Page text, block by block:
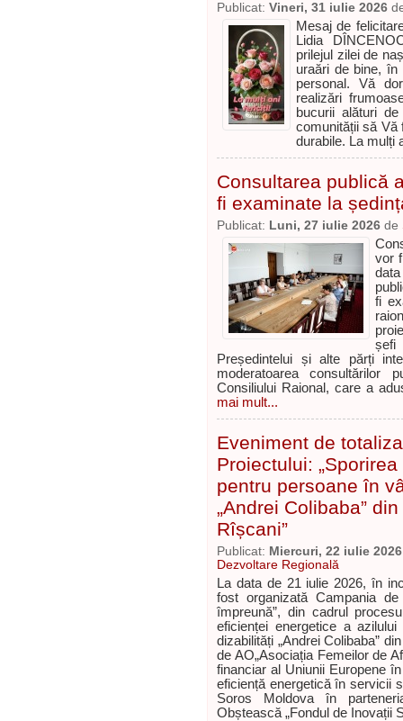
Publicat: Vineri, 31 iulie 2026
Mesaj de
Lidia
prilejul zilei de
uraări de bine,
personal. Vă
realizări
bucurii alături
comunității să Vă
durabile. La mulți
Consultarea publică
fi examinate la
Publicat: Luni, 27 iulie 2026 de
vor
fi
șefi
Președintelui și alte părți
moderatoarea consultărilor
Consiliului Raional, care a
mai mult...
Eveniment de
Proiectului:
pentru persoane în
„Andrei Colibaba”
Rîșcani”
Publicat: Miercuri, 22 iulie 2026
Dezvoltare Regională
La data de 21 iulie 2026, în
fost organizată Campania
împreună”, din cadrul
eficienței energetice a
dizabilități „Andrei Colibaba”
de AO„Asociația Femeilor de
financiar al Uniunii Europene
eficiență energetică în servicii
Soros Moldova în
Obștească „Fondul de Inovații